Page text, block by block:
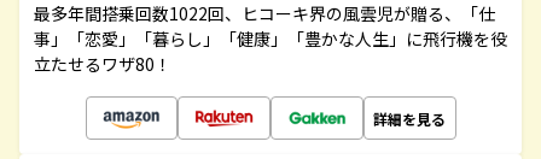
最多年間搭乗回数1022回、ヒコーキ界の風雲児が贈る、「仕
事」「恋愛」「暮らし」「健康」「豊かな人生」に飛行機を役
立たせるワザ80！
詳細を見る